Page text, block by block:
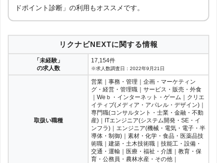
ドポイント診断」の利用もオススメです。
リクナビNEXTに関する情報
「未経験」
の求人数
17,154件
※求人数調査日：2022年9月21日
取扱い職種
営業｜事務・管理｜企画・マーケティン
グ・経営・管理職｜サービス・販売・外食
｜Weｂ・インターネット・ゲーム｜クリエ
イティブ(メディア・アパレル・デザイン)｜
専門職(コンサルタント・士業・金融・不動
産)｜ITエンジニア(システム開発・SE・イ
ンフラ)｜エンジニア(機械・電気・電子・半
導体・制御)｜素材・化学・食品・医薬品技
術職｜建築・土木技術職｜技能工・設備・
交通・運輸｜医療・福祉・介護｜教育・保
育・公務員・農林水産・その他｜